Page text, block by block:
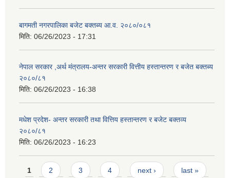
बागमती नगरपालिका बजेट बक्तब्य आ.व. २०८०/०८१
मिति: 06/26/2023 - 17:31
नेपाल सरकार ,अर्थ मंत्रालय-अन्तर सरकारी वित्तीय हस्तान्तरण र बजेत बक्तब्य
२०८०/८१
मिति: 06/26/2023 - 16:38
मधेश प्रदेश- अन्तर सरकारी तथा वित्तिय हस्तान्तरण र बजेट बक्तव्य
२०८०/८१
मिति: 06/26/2023 - 16:23
Pages
1 2 3 4 next › last »